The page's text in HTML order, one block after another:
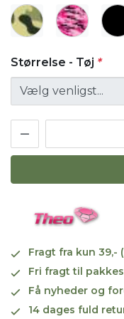
Størrelse - Tøj *
Fragt fra kun 39,-
Fri fragt til
Få nyheder og
14 dages fuld